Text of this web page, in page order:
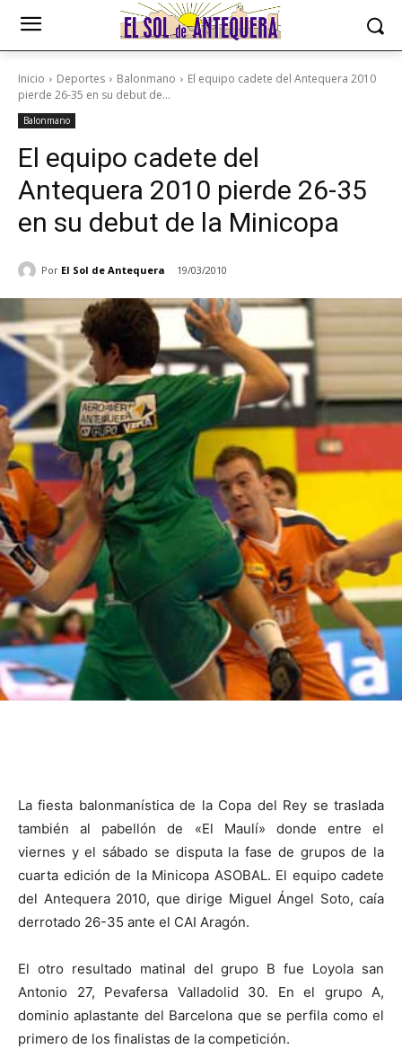
Inicio Deportes Balonmano
El equipo cadete del Antequera 2010
pierde 26-35 en su debut de...
Balonmano
El equipo cadete del
Antequera 2010 pierde 26-35
en su debut de la Minicopa
Por El Sol de Antequera 19/03/2010
La fiesta balonmanística de la Copa del Rey se traslada
también al pabellón de «El Maulí» donde entre el
viernes y el sábado se disputa la fase de grupos de la
cuarta edición de la Minicopa ASOBAL. El equipo cadete
del Antequera 2010, que dirige Miguel Ángel Soto, caía
derrotado 26-35 ante el CAI Aragón.
El otro resultado matinal del grupo B fue Loyola san
Antonio 27, Pevafersa Valladolid 30. En el grupo A,
dominio aplastante del Barcelona que se perfila como el
primero de los finalistas de la competición.